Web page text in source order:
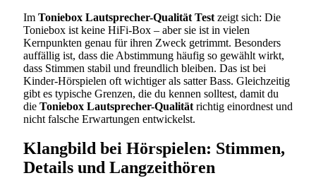
Im Toniebox Lautsprecher-Qualität Test zeigt sich: Die
Toniebox ist keine HiFi-Box – aber sie ist in vielen
Kernpunkten genau für ihren Zweck getrimmt. Besonders
auffällig ist, dass die Abstimmung häufig so gewählt wirkt,
dass Stimmen stabil und freundlich bleiben. Das ist bei
Kinder-Hörspielen oft wichtiger als satter Bass. Gleichzeitig
gibt es typische Grenzen, die du kennen solltest, damit du
die Toniebox Lautsprecher-Qualität richtig einordnest und
nicht falsche Erwartungen entwickelst.
Klangbild bei Hörspielen: Stimmen,
Details und Langzeithören